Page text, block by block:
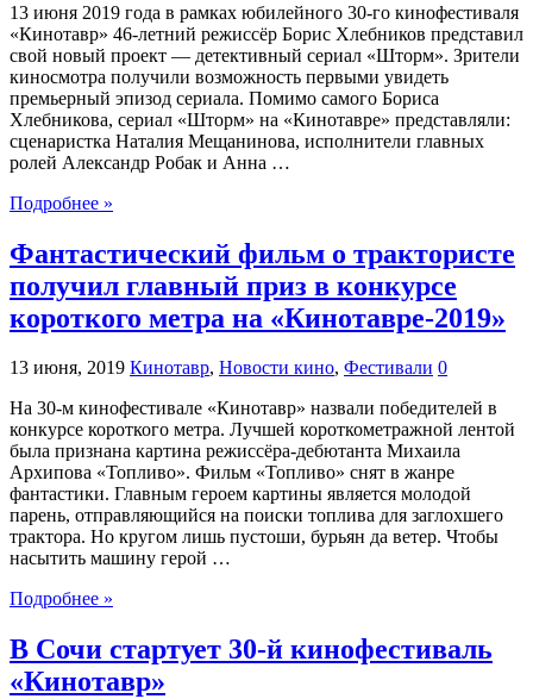
13 июня 2019 года в рамках юбилейного 30-го кинофестиваля
«Кинотавр» 46-летний режиссёр Борис Хлебников представил
свой новый проект — детективный сериал «Шторм». Зрители
киносмотра получили возможность первыми увидеть
премьерный эпизод сериала. Помимо самого Бориса
Хлебникова, сериал «Шторм» на «Кинотавре» представляли:
сценаристка Наталия Мещанинова, исполнители главных
ролей Александр Робак и Анна …
Подробнее »
Фантастический фильм о трактористе
получил главный приз в конкурсе
короткого метра на «Кинотавре-2019»
13 июня, 2019 Кинотавр, Новости кино, Фестивали 0
На 30-м кинофестивале «Кинотавр» назвали победителей в
конкурсе короткого метра. Лучшей короткометражной лентой
была признана картина режиссёра-дебютанта Михаила
Архипова «Топливо». Фильм «Топливо» снят в жанре
фантастики. Главным героем картины является молодой
парень, отправляющийся на поиски топлива для заглохшего
трактора. Но кругом лишь пустоши, бурьян да ветер. Чтобы
насытить машину герой …
Подробнее »
В Сочи стартует 30-й кинофестиваль
«Кинотавр»